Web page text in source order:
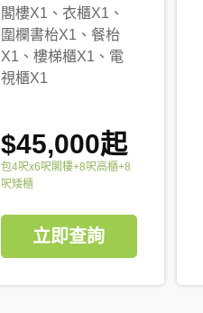
閣樓X1、衣櫃X1、
圍欄書枱X1、餐枱
X1、樓梯櫃X1、電
視櫃X1
$45,000起
包4呎x6呎閣樓+8呎高櫃+8
呎矮櫃
立即查詢